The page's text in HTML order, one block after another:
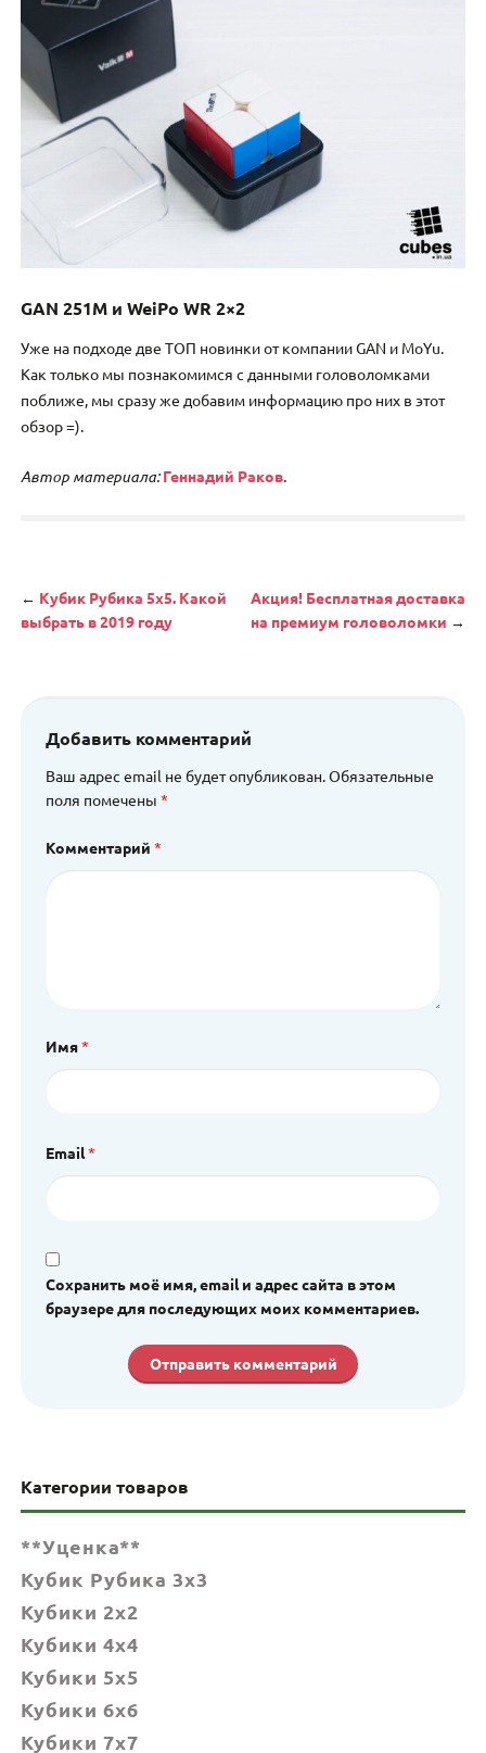
GAN 251M и WeiPo WR 2×2
Уже на подходе две ТОП новинки от компании GAN и MoYu.
Как только мы познакомимся с данными головоломками
поближе, мы сразу же добавим информацию про них в этот
обзор =).
Автор материала:Геннадий Раков.
Навигация
← Кубик Рубика 5х5. Какой
выбрать в 2019 году
Акция! Бесплатная доставка
на премиум головоломки →
Добавить комментарий
Ваш адрес email не будет опубликован.Обязательные
поля помечены *
Комментарий *
Имя*
Email*
Сохранить моё имя, email и адрес сайта в этом
браузере для последующих моих комментариев.
Категории товаров
**Уценка**
Кубик Рубика 3x3
Кубики 2x2
Кубики 4x4
Кубики 5x5
Кубики 6х6
Кубики 7х7